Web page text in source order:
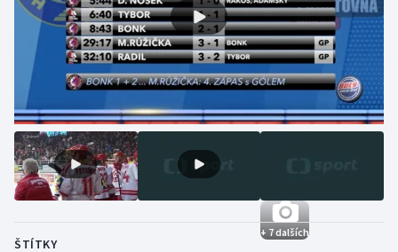
Ostatní
+ 7 dalších
ŠTÍTKY